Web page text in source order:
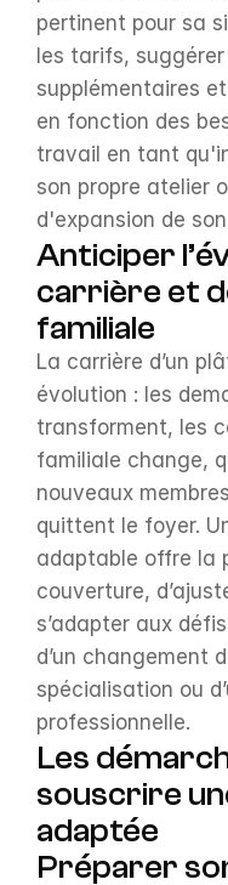
pertinent pour sa
les tarifs,
supplémentaires
en fonction des
travail en tant
son propre atelier
d'expansion de
Anticiper
carrière et
familiale
La carrière d’un
évolution : les
transforment, les
familiale change,
nouveaux
quittent le foyer.
adaptable offre la
couverture,
s’adapter aux
d’un changement
spécialisation ou
professionnelle.
Les
souscrire
adaptée
Préparer